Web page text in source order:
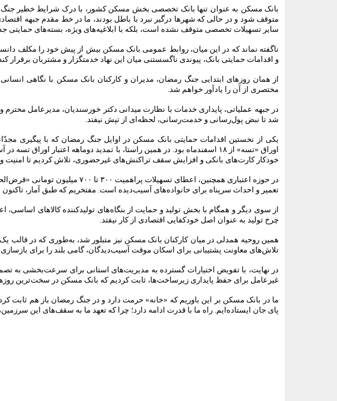
بانک مسکن به عنوان تنها بانک تخصصی بخش مسکن کشور، با درک شرایط خطیر جنگ
متوقف شود و در حالی که شهرها درگیر نبرد با باطل بودند، ما در خط مقدم جبهه
سایر تسهیلات تخصصی متوقف نشده است، بلکه با ابلاغیه‌های ویژه، بسته‌های حمایتی
ناگفته نماند که در این میان، روابط عمومی بانک مسکن بیش از پیش خود را مکلف
و اقدامات حمایتی بانک، پیوندی ناگسستنی میان این نهاد خدمتگزار و مشتریان برقرار
از همان روزهای ابتدایی جنگ رمضان، مدیران و کارکنان بانک مسکن با نگاهی
مختصری از آن را یادآور خواهم شد.
در جبهه عملیاتی، پایداری خدمات با نظارت میدانی دکتر خورسندیان، مدیرعامل
شد تا نبض پول‌رسانی و خدمت‌رسانی، لحظه‌ای از تپش نیفتد.
یکی از نخستین اقدامات حمایتی بانک مسکن در اوایل جنگ رمضان که با پیگیری
اوراق «تسه» از ۱۸ اسفندماه بود. در همین راستا، با تمدید دوماهه‌ اعتبار
اوراق تسه در
خودکار کارت‌های بانکی و افزایش سقف تراکنش‌های غیرحضوری، تلاش کردیم تا امنیت و
در حوزه اعتباری همچنین، اعطای
تعمیر و احداث سرپناه برای خانواده‌های آسیب‌دیده است. مفتخریم که طبق آمار، تاکنون بیش از 150 خانواده از این خدمت بهره‌مند شده‌اند و پرداخت‌ها
از سوی دیگر و همگام با بخش تولید و حمایت از بنگاه‌های تولیدکننده کالاهای اساسی، اعطای تسهیلات تا
چرخ تولید به عنوان اصل خودکفایی اقتصادی از کار نیفتد.
همین روحیه همدلی در میان کارکنان بانک مسکن نیز متبلور شد، به‌طوری که در قالب
تلاش‌های معاونت پشتیبانی برای اسکان موقت آسیب‌دیدگان، گامی بلند را برای
در نهایت، با تفویض اختیارات گسترده به مدیریت‌های استانی برای سرعت‌بخشی به
غیرعامل برای حفظ پایداری زیرساخت‌ها، ثابت کردیم که بانک مسکن در سخت‌ترین
ما در بانک مسکن بر این باوریم که «خانه» حرمت دارد و در جنگ رمضان باز هم ثابت
پای جان ایستاده‌ایم. راه ما با قدرت ادامه دارد؛ چرا که تعهد ما به سقف‌های این